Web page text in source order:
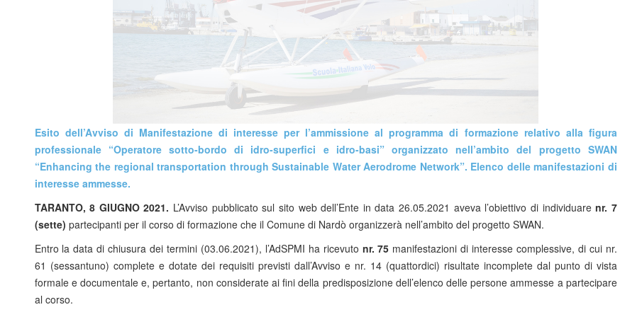
Esito dell’Avviso di Manifestazione di interesse per l’ammissione al programma di formazione relativo alla figura
professionale “Operatore sotto-bordo di idro-superfici e idro-basi” organizzato nell’ambito del progetto SWAN
“Enhancing the regional transportation through Sustainable Water Aerodrome Network”. Elenco delle manifestazioni di
interesse ammesse.
TARANTO, 8 GIUGNO 2021. L’Avviso pubblicato sul sito web dell’Ente in data 26.05.2021 aveva l’obiettivo di individuarenr. 7
(sette) partecipanti per il corso di formazione che il Comune di Nardò organizzerà nell’ambito del progetto SWAN.
Entro la data di chiusura dei termini (03.06.2021), l’AdSPMI ha ricevuto nr. 75 manifestazioni di interesse complessive, di cui nr.
61 (sessantuno) complete e dotate dei requisiti previsti dall’Avviso e nr. 14 (quattordici) risultate incomplete dal punto di vista
formale e documentale e, pertanto, non considerate ai fini della predisposizione dell’elenco delle persone ammesse a partecipare
al corso.